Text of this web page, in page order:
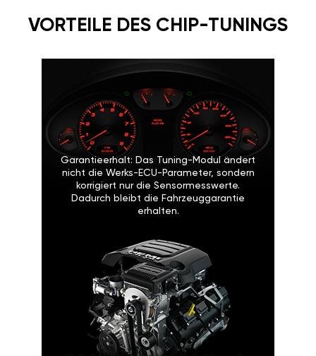
VORTEILE DES CHIP-TUNINGS
Garantieerhalt: Das Tuning-Modul ändert
nicht die Werks-ECU-Parameter, sondern
korrigiert nur die Sensormesswerte.
Dadurch bleibt die Fahrzeuggarantie
erhalten.